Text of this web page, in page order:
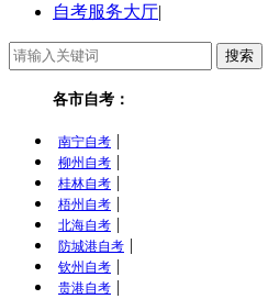
自考服务大厅|
各市自考：
南宁自考 |
柳州自考 |
桂林自考 |
梧州自考 |
北海自考 |
防城港自考 |
钦州自考 |
贵港自考 |